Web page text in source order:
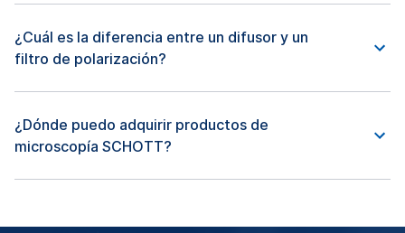
¿Cuál es la diferencia entre un difusor y un
filtro de polarización?
¿Dónde puedo adquirir productos de
microscopía SCHOTT?